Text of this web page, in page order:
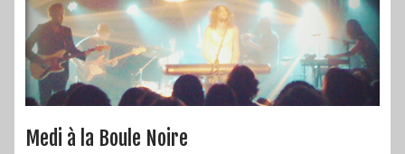
Medi à la Boule Noire